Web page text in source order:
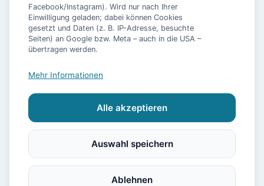
Ausstattung
WLAN
Mikrowelle Geschirrspüler
Terrasse Garten Küchenutensilien
Wandern
Facebook/Instagram). Wird nur nach Ihrer
Einwilligung geladen; dabei können Cookies
gesetzt und Daten (z. B. IP-Adresse, besuchte
Seiten) an Google bzw. Meta – auch in die USA –
übertragen werden.
Mehr Informationen
Alle akzeptieren
Auswahl speichern
Ablehnen